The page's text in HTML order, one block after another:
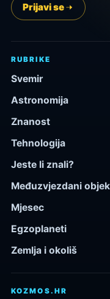
Prijavi se
RUBRIKE
Svemir
Astronomija
Znanost
Tehnologija
Jeste li znali?
Međuzvjezdani
Mjesec
Egzoplaneti
Zemlja i okoliš
KOZMOS.HR